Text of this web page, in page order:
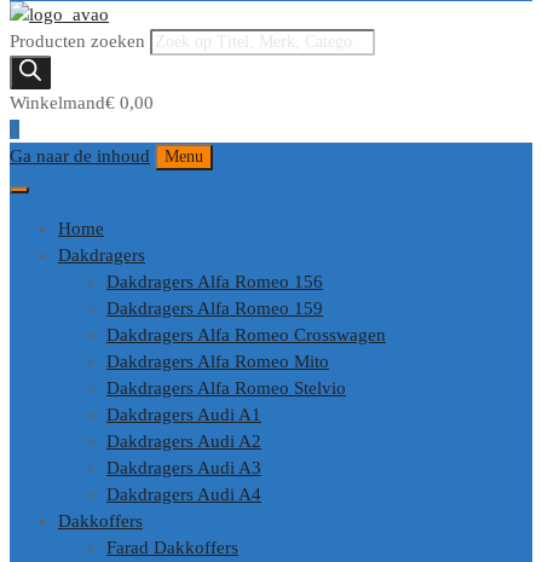
Producten zoeken
Winkelmand€ 0,00
0
Ga naar de inhoud
Menu
Home
Dakdragers
Dakdragers Alfa Romeo 156
Dakdragers Alfa Romeo 159
Dakdragers Alfa Romeo Crosswagen
Dakdragers Alfa Romeo Mito
Dakdragers Alfa Romeo Stelvio
Dakdragers Audi A1
Dakdragers Audi A2
Dakdragers Audi A3
Dakdragers Audi A4
Dakkoffers
Farad Dakkoffers